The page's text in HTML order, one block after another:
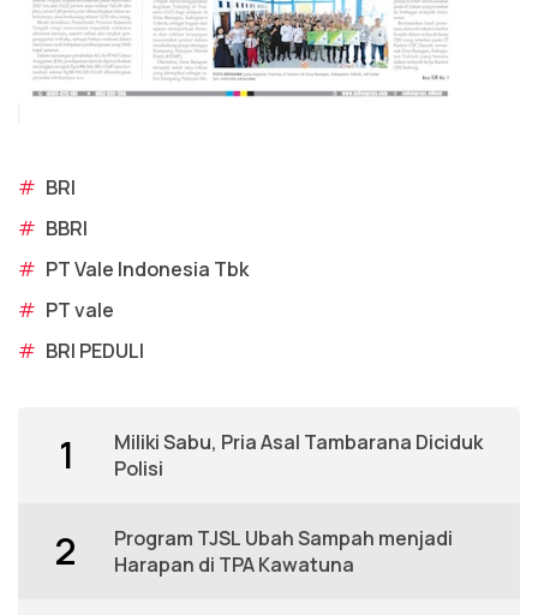
# BRI
# BBRI
# PT Vale Indonesia Tbk
# PT vale
# BRI PEDULI
1
Miliki Sabu, Pria Asal Tambarana Diciduk
Polisi
2
Program TJSL Ubah Sampah menjadi
Harapan di TPA Kawatuna